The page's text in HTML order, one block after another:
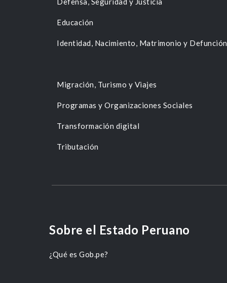
Educación
Identidad, Nacimiento, Matrimonio y Defunción
Migración, Turismo y Viajes
Programas y Organizaciones Sociales
Transformación digital
Tributación
Sobre el Estado Peruano
¿Qué es Gob.pe?